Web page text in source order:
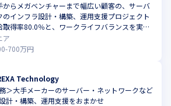
からメガベンチャーまで幅広い顧客の、サーバ
のインフラ設計・構築、運用支援プロジェクト
取得率80.0％と、ワークライフバランスを実現
ア
-700万円
Technology
＞⼤⼿メーカーのサーバー・ネットワークなど
計・構築、運用支援をおまかせ